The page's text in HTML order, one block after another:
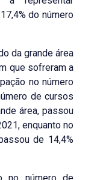
do número
da grande área
que sofreram a
no número
de cursos
área, passou
enquanto no
de 14,4%